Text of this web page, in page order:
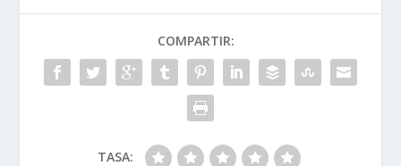
COMPARTIR:
TASA: